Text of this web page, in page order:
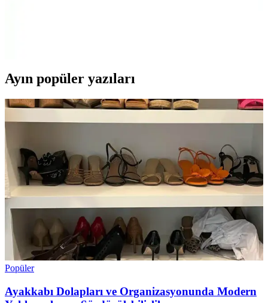
Ayın popüler yazıları
Popüler
Ayakkabı Dolapları ve Organizasyonunda Modern